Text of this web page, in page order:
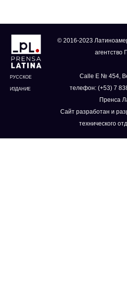
РУССКОЕ
ИЗДАНИЕ
© 2016-2023
агентство
Calle E № 454,
телефон: (+53) 7
Пренса
Сайт разработан и
технического